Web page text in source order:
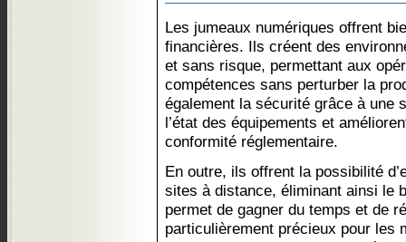
Les jumeaux numériques offrent
financières. Ils créent des
et sans risque, permettant aux
compétences sans perturber la
également la sécurité grâce à une
l’état des équipements et
conformité réglementaire.
En outre, ils offrent la possibilité
sites à distance, éliminant ainsi le
permet de gagner du temps et de
particulièrement précieux pour les